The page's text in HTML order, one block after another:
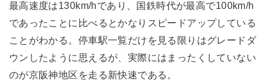
最高速度は130km/hであり、国鉄時代が最高で100km/h
であったことに比べるとかなりスピードアップしている
ことがわかる。停車駅一覧だけを見る限りはグレードダ
ウンしたように思えるが、実際にはまったくしていない
のが京阪神地区を走る新快速である。